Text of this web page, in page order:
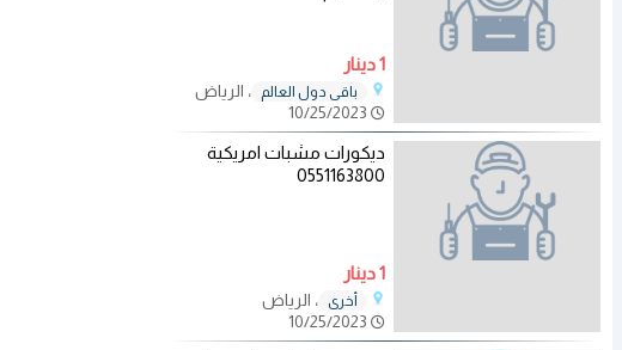
1 دينار
باقي دول العالم
، الرياض
10/25/2023
ديكورات مشبات امريكية
0551163800
1 دينار
أخرى
، الرياض
10/25/2023